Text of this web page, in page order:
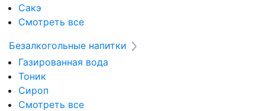
Сакэ
Смотреть все
Безалкогольные напитки
Газированная вода
Тоник
Сироп
Смотреть все